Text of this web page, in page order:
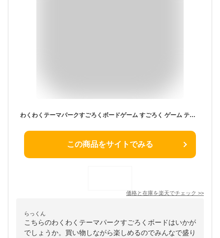
わくわくテーマパークすごろくボードゲーム すごろく ゲーム テーマパーク 遊園地 買い物 買い物ごっこ お金 知育 学習 数字 子ども 幼児 幼稚園 保育園 小学生 お正月 ホビー 玩具 おもちゃ オモチャ 脳トレ 景品 イベント プレゼント
この商品をサイトでみる
価格と在庫を楽天でチェック >>
らっくん
こちらのわくわくテーマパークすごろくボードはいかが
でしょうか。買い物しながら楽しめるのでみんなで盛り